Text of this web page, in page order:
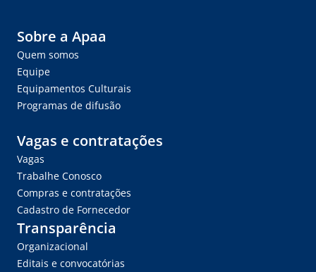
Sobre a Apaa
Quem somos
Equipe
Equipamentos Culturais
Programas de difusão
Vagas e contratações
Vagas
Trabalhe Conosco
Compras e contratações
Cadastro de Fornecedor
Transparência
Organizacional
Editais e convocatórias